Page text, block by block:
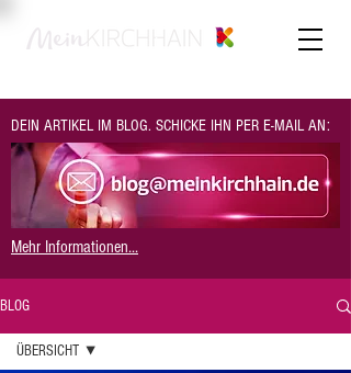
DEIN ARTIKEL IM BLOG. SCHICKE IHN PER E-MAIL AN:
Mehr Informationen...
BLOG
ÜBERSICHT